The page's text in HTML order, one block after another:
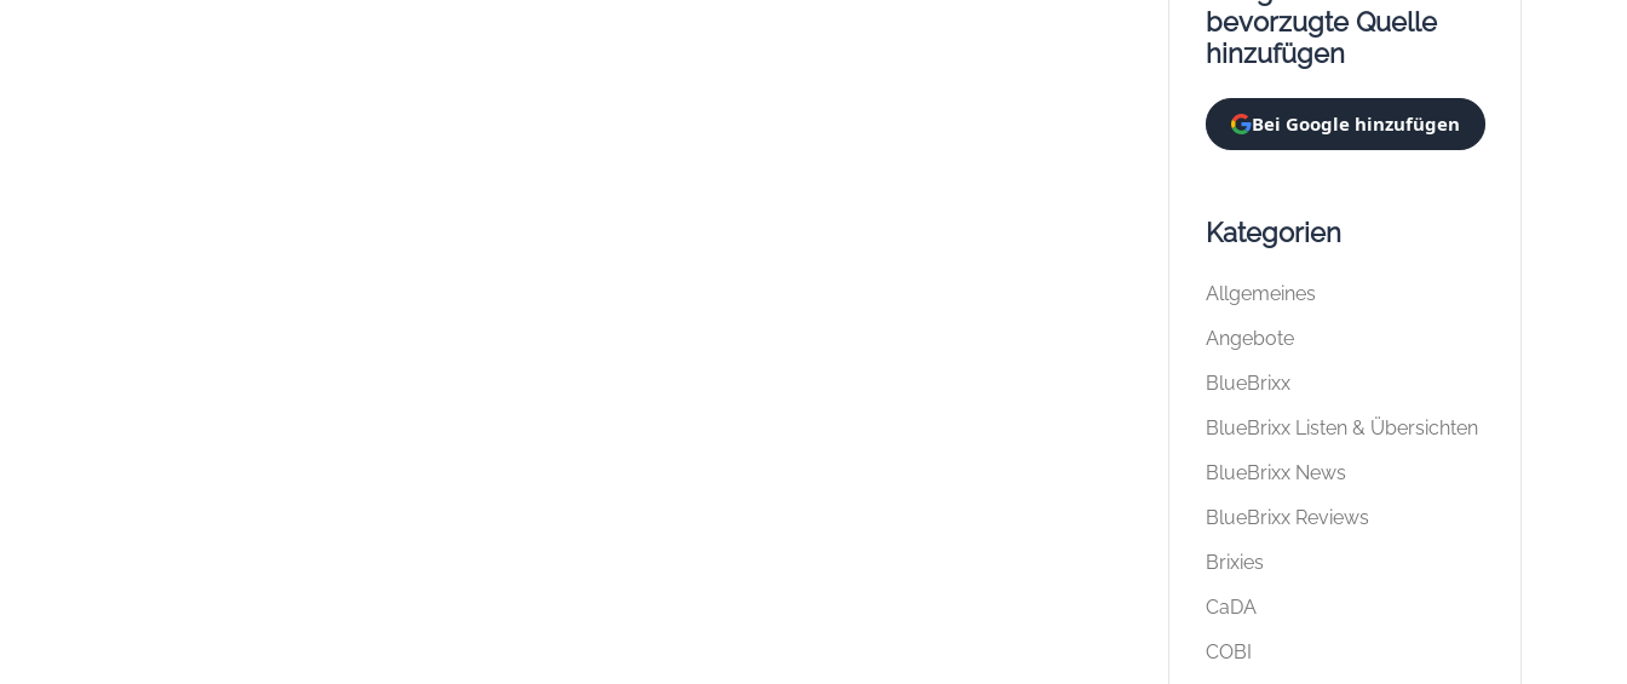
bevorzugte Quelle
hinzufügen
Bei Google hinzufügen
Kategorien
Allgemeines
Angebote
BlueBrixx
BlueBrixx Listen & Übersichten
BlueBrixx News
BlueBrixx Reviews
Brixies
CaDA
COBI